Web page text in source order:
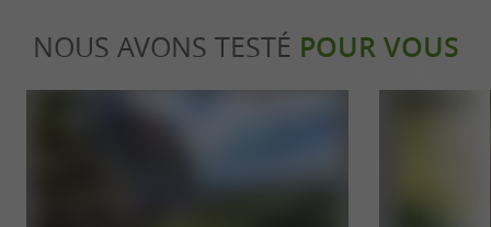
NOUS AVONS TESTÉ POUR VOUS